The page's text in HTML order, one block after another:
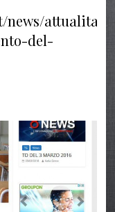
attualita/
del-